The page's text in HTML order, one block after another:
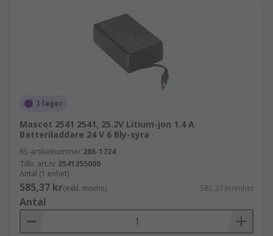
I lager
Mascot 2541 2541, 25.2V Litium-jon 1.4 A
Batteriladdare 24 V 6 Bly-syra
RS-artikelnummer 286-1724
Tillv. art.nr 2541255000
Antal (1 enhet)
585,37 kr(exkl. moms) 585,37 kr/enhet
Antal